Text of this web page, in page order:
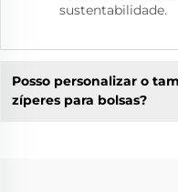
sustentabilidade.
Posso personalizar o
zíperes para bolsas?